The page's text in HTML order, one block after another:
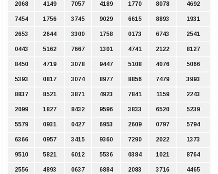
2068 4149 7057 4189 1770 8078 4692
7454 1756 3745 9029 6615 8893 1931
2653 2644 3300 1758 0173 6743 2541
0443 5162 7667 1301 4741 2122 8127
8450 4719 3078 9447 5108 4076 5066
5393 0817 3074 8977 8856 7479 3993
8837 8521 3871 4923 7841 1159 2243
2099 1827 8432 9596 3833 6520 5239
5579 0931 0427 6953 2609 0797 5794
6366 0957 3415 9360 7290 2022 1373
9510 5821 6012 5536 0384 1021 8764
2556 4893 0637 6884 2083 3716 4465